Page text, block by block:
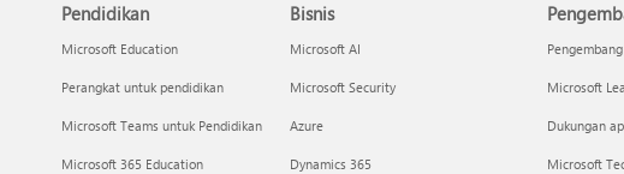
Pendidikan
Microsoft Education
Perangkat untuk pendidikan
Microsoft Teams untuk Pendidikan
Microsoft 365 Education
Bisnis
Microsoft AI
Microsoft Security
Azure
Dynamics 365
Microsoft
Dukungan
Microsoft